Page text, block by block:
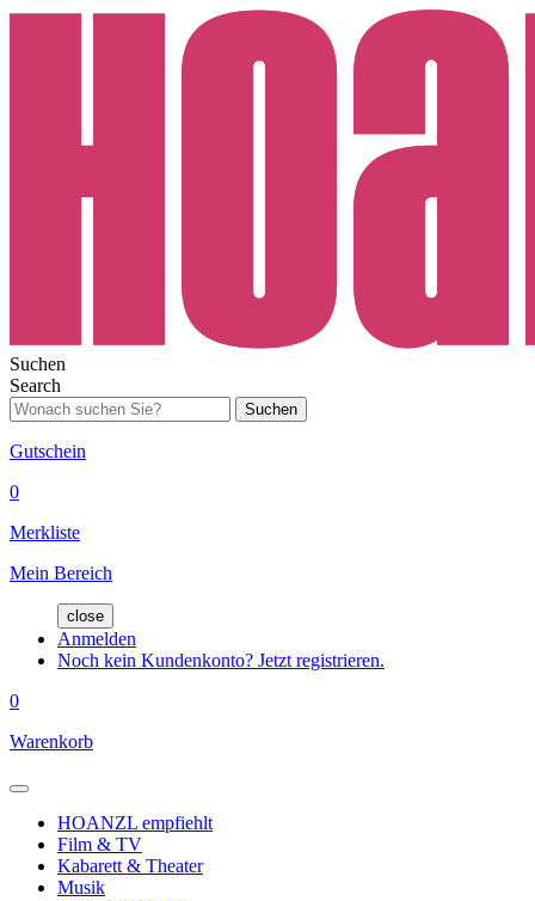
Suchen
Search
Suchen
Gutschein
0
Merkliste
Mein Bereich
close
Anmelden
Noch kein Kundenkonto? Jetzt registrieren.
0
Warenkorb
HOANZL empfiehlt
Film & TV
Kabarett & Theater
Musik